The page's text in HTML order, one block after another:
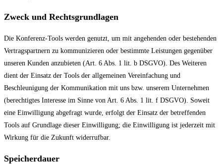
Zweck und Rechtsgrundlagen
Die Konferenz-Tools werden genutzt, um mit angehenden oder bestehenden
Vertragspartnern zu kommunizieren oder bestimmte Leistungen gegenüber
unseren Kunden anzubieten (Art. 6 Abs. 1 lit. b DSGVO). Des Weiteren
dient der Einsatz der Tools der allgemeinen Vereinfachung und
Beschleunigung der Kommunikation mit uns bzw. unserem Unternehmen
(berechtigtes Interesse im Sinne von Art. 6 Abs. 1 lit. f DSGVO). Soweit
eine Einwilligung abgefragt wurde, erfolgt der Einsatz der betreffenden
Tools auf Grundlage dieser Einwilligung; die Einwilligung ist jederzeit mit
Wirkung für die Zukunft widerrufbar.
Speicherdauer